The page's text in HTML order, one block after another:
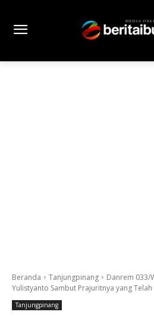
Beranda Tanjungpinang
Danrem 033/
Yulistyanto Sambut Prajuritnya yang Telah
Tanjungpinang